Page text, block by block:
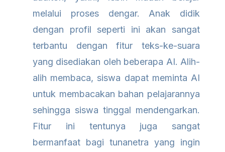
melalui proses dengar. Anak didik
dengan profil seperti ini akan sangat
terbantu dengan fitur teks-ke-suara
yang disediakan oleh beberapa AI. Alih-
alih membaca, siswa dapat meminta AI
untuk membacakan bahan pelajarannya
sehingga siswa tinggal mendengarkan.
Fitur ini tentunya juga sangat
bermanfaat bagi tunanetra yang ingin